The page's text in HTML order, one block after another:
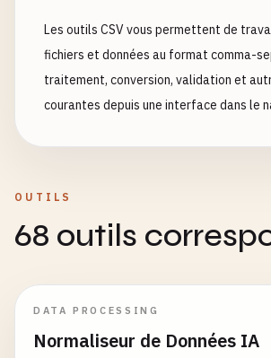
Les outils CSV vous permettent de
fichiers et données au format comma-
traitement, conversion, validation et
courantes depuis une interface dans le
OUTILS
68 outils
DATA PROCESSING
Normaliseur de Données IA